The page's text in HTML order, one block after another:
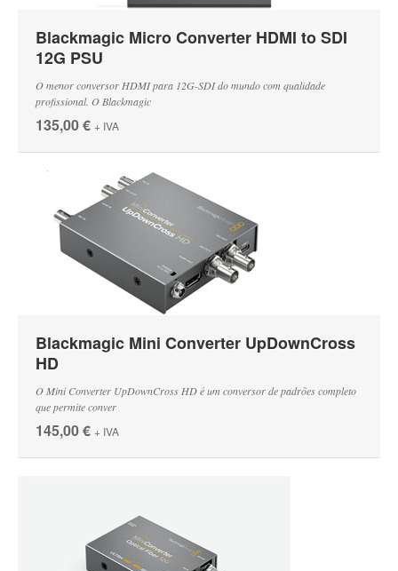
Blackmagic Micro Converter HDMI to SDI
12G PSU
O menor conversor HDMI para 12G-SDI do mundo com qualidade
profissional. O Blackmagic
135,00 € + IVA
Blackmagic Mini Converter UpDownCross
HD
O Mini Converter UpDownCross HD é um conversor de padrões completo
que permite conver
145,00 € + IVA